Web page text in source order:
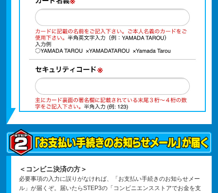
＜コンビニ決済の方＞
必要事項の入力に誤りがなければ、「お支払い手続きのお知らせメー
ル」が届くぞ。届いたらSTEP3の「コンビニエンスストアでお金を支